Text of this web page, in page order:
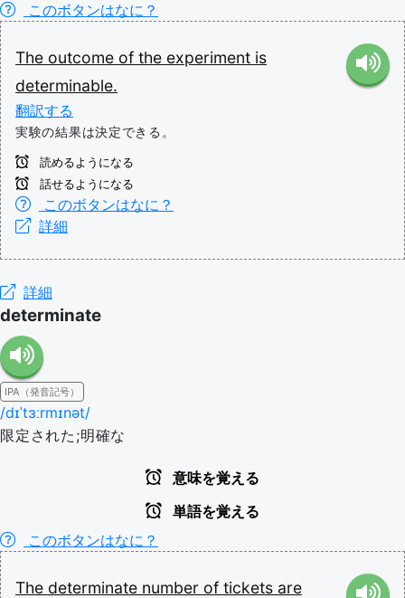
このボタンはなに？
The outcome of the experiment is
determinable.
翻訳する
実験の結果は決定できる。
読めるようになる
話せるようになる
このボタンはなに？
詳細
詳細
determinate
IPA（発音記号）
/dɪˈtɜːrmɪnət/
限定された;明確な
意味を覚える
単語を覚える
このボタンはなに？
The determinate number of tickets are